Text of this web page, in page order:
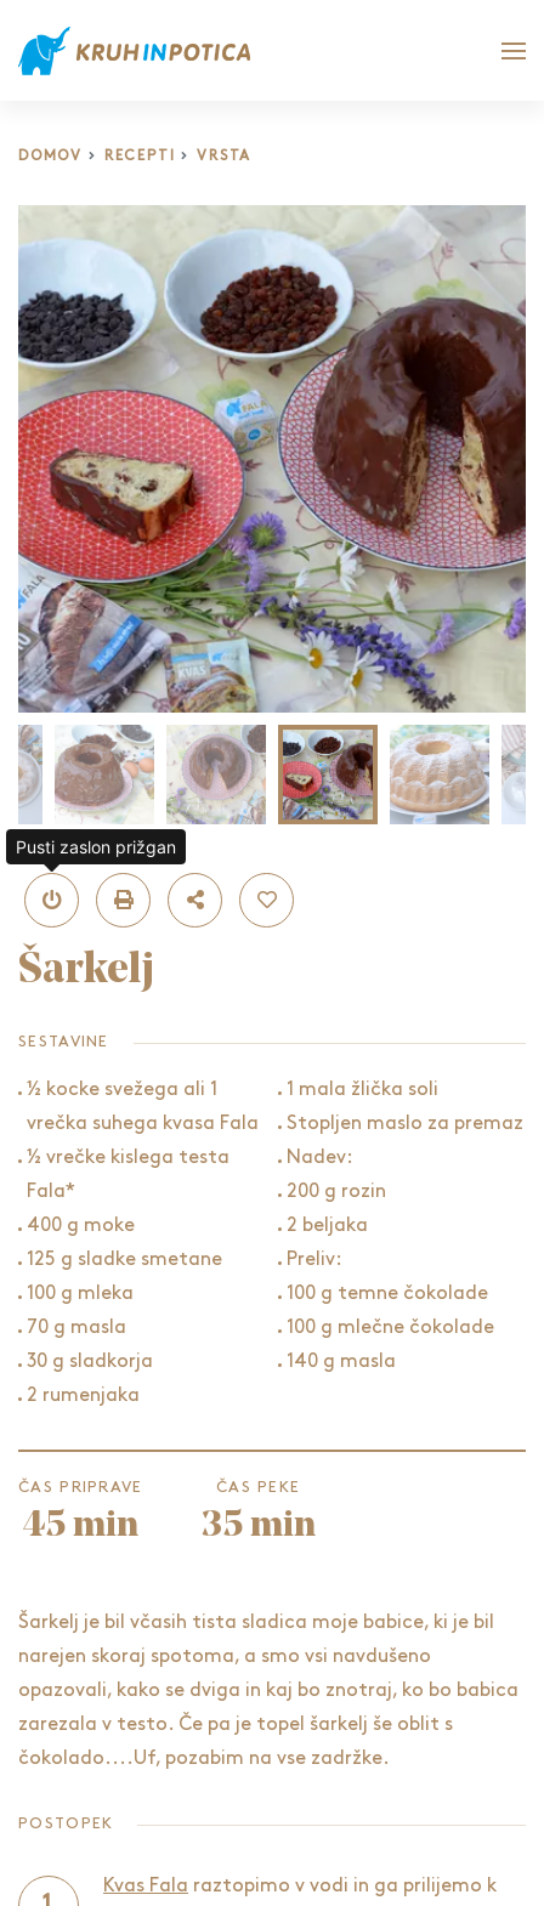
DOMOV RECEPTI VRSTA
Šarkelj
SESTAVINE
½ kocke svežega ali 1
vrečka suhega kvasa Fala
½ vrečke kislega testa
Fala*
400 g moke
125 g sladke smetane
100 g mleka
70 g masla
30 g sladkorja
2 rumenjaka
1 mala žlička soli
Stopljen maslo za premaz
Nadev:
200 g rozin
2 beljaka
Preliv:
100 g temne čokolade
100 g mlečne čokolade
140 g masla
ČAS PRIPRAVE
45 min
ČAS PEKE
35 min
Šarkelj je bil včasih tista sladica moje babice, ki je bil
narejen skoraj spotoma, a smo vsi navdušeno
opazovali, kako se dviga in kaj bo znotraj, ko bo babica
zarezala v testo. Če pa je topel šarkelj še oblit s
čokolado....Uf, pozabim na vse zadržke.
POSTOPEK
Kvas Fala raztopimo v vodi in ga prilijemo k
Pusti zaslon prižgan